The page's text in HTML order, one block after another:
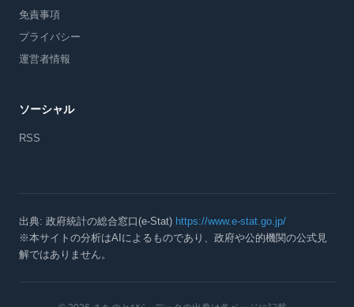
免責事項
プライバシー
運営者情報
ソーシャル
RSS
出典: 政府統計の総合窓口(e-Stat) https://www.e-stat.go.jp/
※本サイトの分析はAIによるものであり、政府や公的機関の公式見
解ではありません。